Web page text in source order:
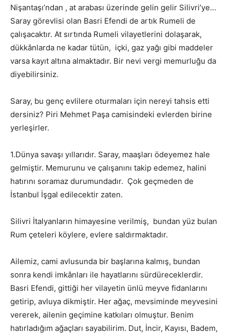
Nişantaşı’ndan , at arabası üzerinde gelin gelir Silivri’ye…
Saray görevlisi olan Basri Efendi de artık Rumeli de
çalışacaktır. At sırtında Rumeli vilayetlerini dolaşarak,
dükkânlarda ne kadar tütün, içki, gaz yağı gibi maddeler
varsa kayıt altına almaktadır. Bir nevi vergi memurluğu da
diyebilirsiniz.
Saray, bu genç evlilere oturmaları için nereyi tahsis etti
dersiniz? Piri Mehmet Paşa camisindeki evlerden birine
yerleşirler.
1.Dünya savaşı yıllarıdır. Saray, maaşları ödeyemez hale
gelmiştir. Memurunu ve çalışanını takip edemez, halini
hatırını soramaz durumundadır. Çok geçmeden de
İstanbul İşgal edilecektir zaten.
Silivri İtalyanların himayesine verilmiş, bundan yüz bulan
Rum çeteleri köylere, evlere saldırmaktadır.
Ailemiz, cami avlusunda bir başlarına kalmış, bundan
sonra kendi imkânları ile hayatlarını sürdüreceklerdir.
Basri Efendi, gittiği her vilayetin ünlü meyve fidanlarını
getirip, avluya dikmiştir. Her ağaç, mevsiminde meyvesini
vererek, ailenin geçimine katkıları olmuştur. Benim
hatırladığım ağaçları sayabilirim. Dut, İncir, Kayısı, Badem,